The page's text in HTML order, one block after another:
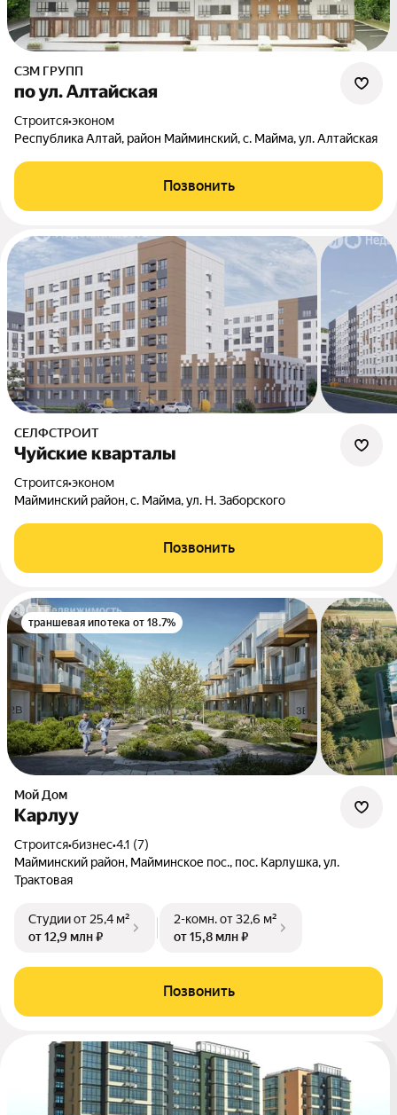
СЗМ ГРУПП
по ул. Алтайская
Строится•эконом
Республика Алтай, район Майминский, с. Майма, ул. Алтайская
Позвонить
СЕЛФСТРОИТ
Чуйские кварталы
Строится•эконом
Майминский район, с. Майма, ул. Н. Заборского
Позвонить
траншевая ипотека от 18.7%
Мой Дом
Карлуу
Строится•бизнес•4.1 (7)
Майминский район, Майминское пос., пос. Карлушка, ул.
Трактовая
Студииот 25,4 м²
от 12,9 млн ₽
2-комн.от 32,6 м²
от 15,8 млн ₽
Позвонить